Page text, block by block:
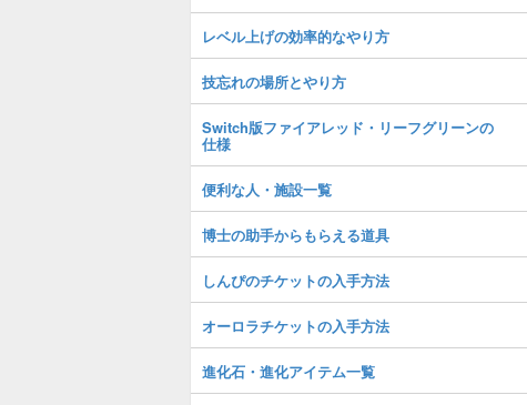
レベル上げの効率的なやり方
技忘れの場所とやり方
Switch版ファイアレッド・リーフグリーンの
仕様
便利な人・施設一覧
博士の助手からもらえる道具
しんぴのチケットの入手方法
オーロラチケットの入手方法
進化石・進化アイテム一覧